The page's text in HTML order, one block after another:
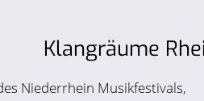
Klangräume
Niederrhein Musikfestivals,